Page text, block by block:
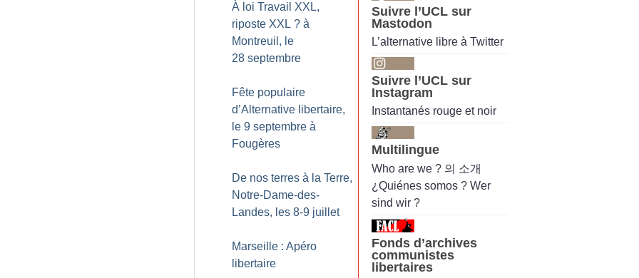
À loi Travail XXL,
riposte XXL ? à
Montreuil, le
28 septembre
Fête populaire
d’Alternative libertaire,
le 9 septembre à
Fougères
De nos terres à la Terre,
Notre-Dame-des-
Landes, les 8-9 juillet
Marseille : Apéro
libertaire
Suivre l’UCL sur
Mastodon
L’alternative libre à Twitter
Suivre l’UCL sur
Instagram
Instantanés rouge et noir
Multilingue
Who are we ? 의 소개
¿Quiénes somos ? Wer
sind wir ?
Fonds d’archives
communistes
libertaires